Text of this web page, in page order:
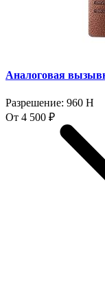
Аналоговая
Разрешение: 960 H
От 4 500 ₽